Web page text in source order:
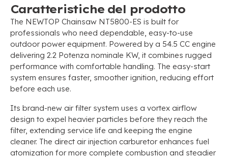
Caratteristiche del prodotto
The NEWTOP Chainsaw NT5800-ES is built for
professionals who need dependable, easy-to-use
outdoor power equipment. Powered by a 54.5 CC engine
delivering 2.2 Potenza nominale KW, it combines rugged
performance with comfortable handling. The easy-start
system ensures faster, smoother ignition, reducing effort
before each use.
Its brand-new air filter system uses a vortex airflow
design to expel heavier particles before they reach the
filter, extending service life and keeping the engine
cleaner. The direct air injection carburetor enhances fuel
atomization for more complete combustion and steadier